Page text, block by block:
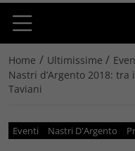
Home / Ultimissime /
Nastri d’Argento 2018:
Taviani
Eventi Nastri D'Argento